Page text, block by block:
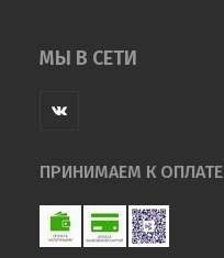
МЫ В СЕТИ
ПРИНИМАЕМ К ОПЛАТЕ